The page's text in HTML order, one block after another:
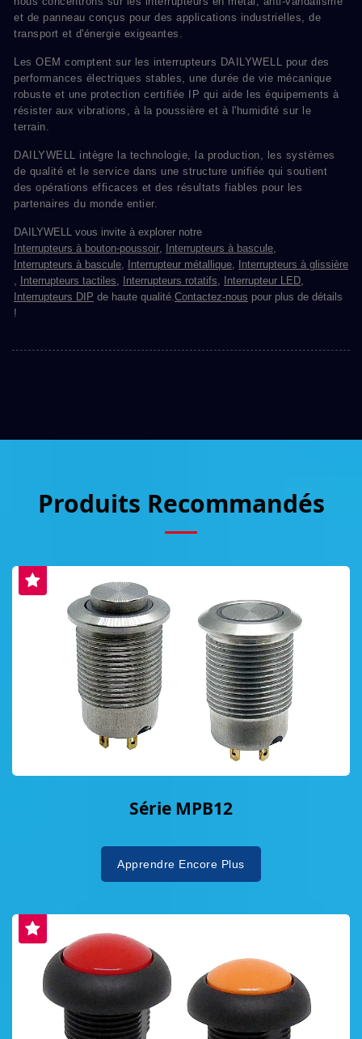
et de panneau conçus pour des applications industrielles, de
transport et d'énergie exigeantes.
Les OEM comptent sur les interrupteurs DAILYWELL pour des
performances électriques stables, une durée de vie mécanique
robuste et une protection certifiée IP qui aide les équipements à
résister aux vibrations, à la poussière et à l'humidité sur le
terrain.
DAILYWELL intègre la technologie, la production, les systèmes
de qualité et le service dans une structure unifiée qui soutient
des opérations efficaces et des résultats fiables pour les
partenaires du monde entier.
DAILYWELL vous invite à explorer notre
Interrupteurs à bouton-poussoir Interrupteurs à bascule
Interrupteurs à bascule Interrupteur métallique Interrupteurs à glissière
Interrupteurs tactiles Interrupteurs rotatifs Interrupteur LED
Interrupteurs DIP de haute qualité. Contactez-nous pour plus de détails
!
Produits Recommandés
Série MPB12
Apprendre Encore Plus